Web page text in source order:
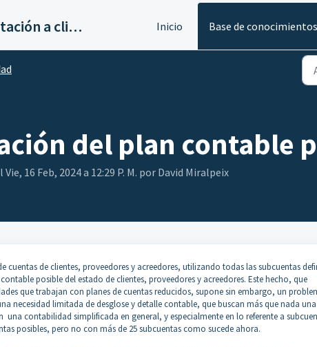
Servicios de implantación a clientes de Ahora Inicio Base de conocimientos
del plan contable
16 Feb, 2024 a 12:29 P. M. por David Miralpeix
cuentas de clientes, proveedores y acreedores, utilizando todas las subcuentas
posible del estado de clientes, proveedores y acreedores. Este hecho, que
que trabajan con planes de cuentas reducidos, supone sin embargo, un
necesidad limitada de desglose y detalle contable, que buscan más que nada una
contabilidad simplificada en general, y especialmente en lo referente a
posibles, pero no con más de 25 subcuentas como sucede ahora.